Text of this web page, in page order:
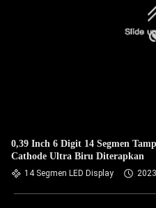
0,39 Inch 6 Digit 14 Segmen
Cathode Ultra Biru Diterapkan
14 Segmen LED Display